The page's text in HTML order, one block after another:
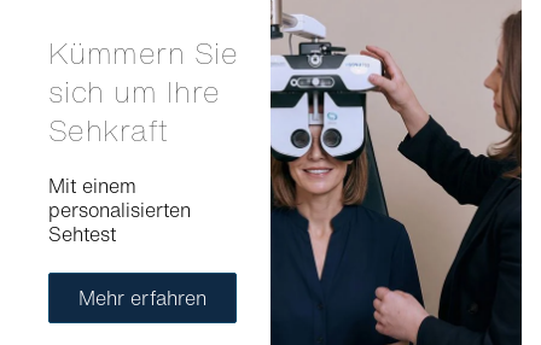
Kümmern Sie
sich um Ihre
Sehkraft
Mit einem
personalisierten
Sehtest
Mehr erfahren